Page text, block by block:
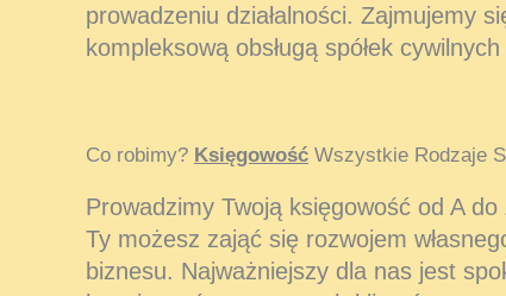
prowadzeniu działalności. Zajmujemy
kompleksową obsługą spółek
Co robimy? Księgowość Wszystkie Rodzaje
Prowadzimy Twoją księgowość od A do
Ty możesz zająć się rozwojem
biznesu. Najważniejszy dla nas jest